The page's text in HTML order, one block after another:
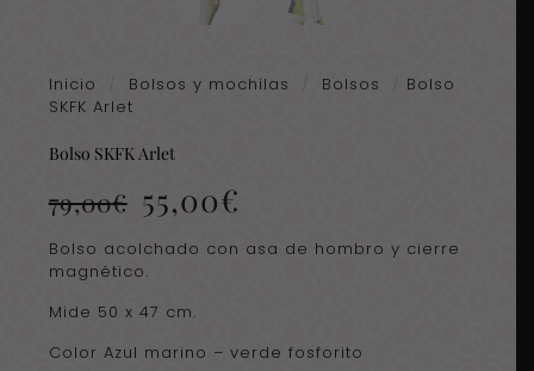
Inicio Bolsos y mochilas Bolsos
Bolso
SKFK Arlet
Bolso SKFK Arlet
79,00€ El
precio
original
era:
79,00€.
55,00€
actual
es:
Bolso acolchado con asa de hombro y cierre
magnético.
Mide 50 x 47 cm.
Color Azul marino – verde fosforito